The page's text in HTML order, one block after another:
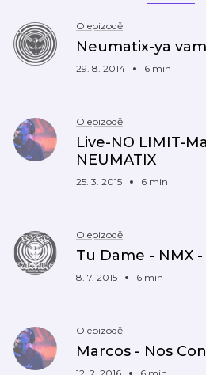
O epizodě
Neumatix-ya
29. 8. 2014 6 min
O epizodě
Live-NO LIMIT-
NEUMATIX
25. 3. 2015 6 min
O epizodě
Tu Dame - NMX
8. 7. 2015 6 min
O epizodě
Marcos - Nos